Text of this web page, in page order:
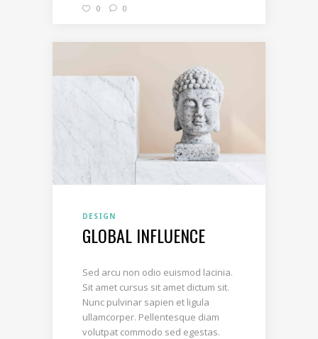
0
0
DESIGN
GLOBAL INFLUENCE
Sed arcu non odio euismod lacinia.
Sit amet cursus sit amet dictum sit.
Nunc pulvinar sapien et ligula
ullamcorper. Pellentesque diam
volutpat commodo sed egestas.